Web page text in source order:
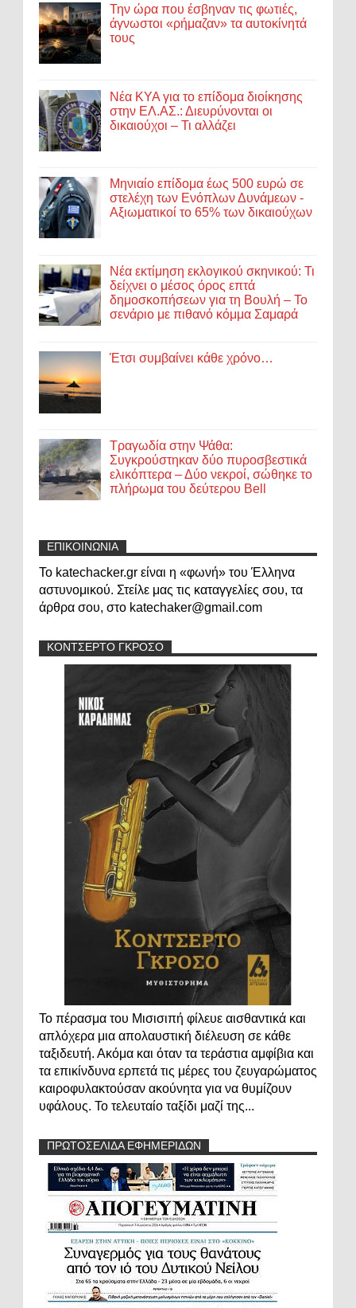
Την ώρα που έσβηναν τις φωτιές,
άγνωστοι «ρήμαζαν» τα αυτοκίνητά
τους
Νέα ΚΥΑ για το επίδομα διοίκησης
στην ΕΛ.ΑΣ.: Διευρύνονται οι
δικαιούχοι – Τι αλλάζει
Μηνιαίο επίδομα έως 500 ευρώ σε
στελέχη των Ενόπλων Δυνάμεων -
Αξιωματικοί το 65% των δικαιούχων
Νέα εκτίμηση εκλογικού σκηνικού: Τι
δείχνει ο μέσος όρος επτά
δημοσκοπήσεων για τη Βουλή – Το
σενάριο με πιθανό κόμμα Σαμαρά
Έτσι συμβαίνει κάθε χρόνο…
Τραγωδία στην Ψάθα:
Συγκρούστηκαν δύο πυροσβεστικά
ελικόπτερα – Δύο νεκροί, σώθηκε το
πλήρωμα του δεύτερου Bell
ΕΠΙΚΟΙΝΩΝΙΑ
Το katechacker.gr είναι η «φωνή» του Έλληνα
αστυνομικού. Στείλε μας τις καταγγελίες σου, τα
άρθρα σου, στο katechaker@gmail.com
ΚΟΝΤΣΕΡΤΟ ΓΚΡΟΣΟ
Το πέρασμα του Μισισιπή φίλευε αισθαντικά και
απλόχερα μια απολαυστική διέλευση σε κάθε
ταξιδευτή. Ακόμα και όταν τα τεράστια αμφίβια και
τα επικίνδυνα ερπετά τις μέρες του ζευγαρώματος
καιροφυλακτούσαν ακούνητα για να θυμίζουν
υφάλους. Το τελευταίο ταξίδι μαζί της...
ΠΡΩΤΟΣΕΛΙΔΑ ΕΦΗΜΕΡΙΔΩΝ